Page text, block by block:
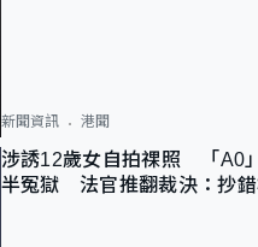
新聞資訊 港聞
涉誘12歲女自拍祼照 「A0
半冤獄 法官推翻裁決：抄